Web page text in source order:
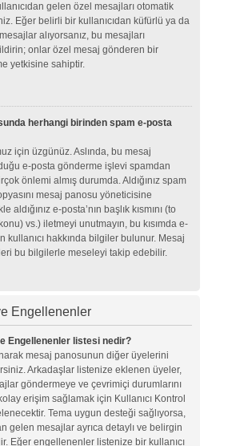
gelen özel mesajları otomatik
Eğer belirli bir kullanıcıdan küfürlü ya da
alıyorsanız, bu mesajları
onlar özel mesaj gönderen bir
yetkisine sahiptir.
herhangi birinden spam e-posta
için üzgünüz. Aslında, bu mesaj
e-posta gönderme işlevi spamdan
önlemi almış durumda. Aldığınız spam
mesaj panosu yöneticisine
aldığınız e-posta’nın başlık kısmını (to
vs.) iletmeyi unutmayın, bu kısımda e-
kullanıcı hakkında bilgiler bulunur. Mesaj
bu bilgilerle meseleyi takip edebilir.
Engellenenler
Engellenenler listesi nedir?
mesaj panosunun diğer üyelerini
Arkadaşlar listenize eklenen üyeler,
göndermeye ve çevrimiçi durumlarını
erişim sağlamak için Kullanıcı Kontrol
Tema uygun desteği sağlıyorsa,
gelen mesajlar ayrıca detaylı ve belirgin
Eğer engellenenler listenize bir kullanıcı